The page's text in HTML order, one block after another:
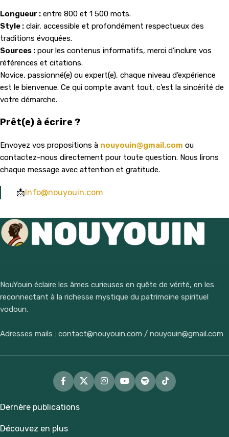
Longueur : entre 800 et 1 500 mots.
Style : clair, accessible et profondément respectueux des
traditions évoquées.
Sources : pour les contenus informatifs, merci d’inclure vos
références et citations.
Novice, passionné(e) ou expert(e), chaque niveau d’expérience
est le bienvenue. Ce qui compte avant tout, c’est la sincérité de
votre démarche.
Prêt(e) à écrire ?
Envoyez vos propositions à nouyouin@gmail.com ou
contactez-nous directement pour toute question. Nous lirons
chaque message avec attention et gratitude.
📩Info@nouyouin.com
NouYouin éclaire les âmes curieuses en quête de vérité, en les
reconnectant à la richesse mystique du patrimoine spirituel
vodoun.
Adresses mails : contact@nouyouin.com / nouyouin@gmail.com
Dernère publications
Découvez en plus